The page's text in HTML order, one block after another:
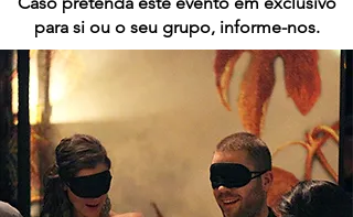
para si ou o seu grupo, informe-nos.